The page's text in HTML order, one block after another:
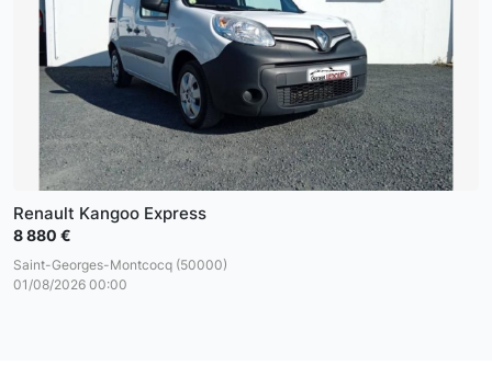
Renault Kangoo Express
8 880 €
Saint-Georges-Montcocq (50000)
01/08/2026 00:00